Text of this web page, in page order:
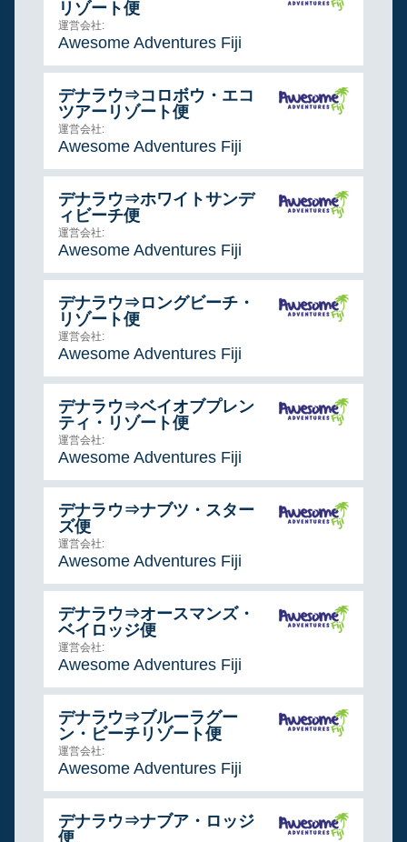
リゾート便
運営会社:
Awesome Adventures Fiji
デナラウ⇒コロボウ・エコ
ツアーリゾート便
運営会社:
Awesome Adventures Fiji
デナラウ⇒ホワイトサンデ
ィビーチ便
運営会社:
Awesome Adventures Fiji
デナラウ⇒ロングビーチ・
リゾート便
運営会社:
Awesome Adventures Fiji
デナラウ⇒ベイオブプレン
ティ・リゾート便
運営会社:
Awesome Adventures Fiji
デナラウ⇒ナブツ・スター
ズ便
運営会社:
Awesome Adventures Fiji
デナラウ⇒オースマンズ・
ベイロッジ便
運営会社:
Awesome Adventures Fiji
デナラウ⇒ブルーラグー
ン・ビーチリゾート便
運営会社:
Awesome Adventures Fiji
デナラウ⇒ナブア・ロッジ
便